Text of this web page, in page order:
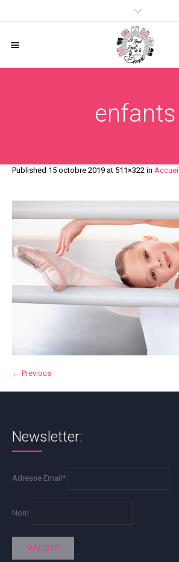
enfants
Published 15 octobre 2019 at 511×322 in Accueil
← Previous
Newsletter:
Adresse Email*
Nom